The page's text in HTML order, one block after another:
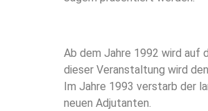
Ab dem Jahre 1992 wird auf
dieser Veranstaltung wird
Im Jahre 1993 verstarb der
neuen Adjutanten.